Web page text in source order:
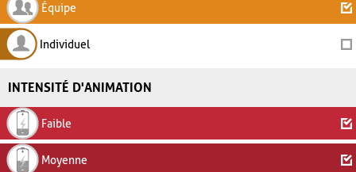
Équipe
Individuel
INTENSITÉ D'ANIMATION
Faible
Moyenne